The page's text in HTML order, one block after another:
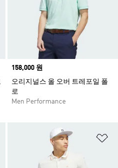
Price
158,000 원
오리지널스 올 오버 트레포일 폴
로
Men Performance
위시리스트 담기